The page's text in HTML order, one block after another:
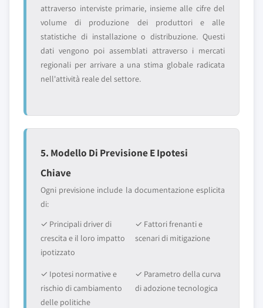
attraverso interviste primarie, insieme alle cifre del
volume di produzione dei produttori e alle
statistiche di installazione o distribuzione. Questi
dati vengono poi assemblati attraverso i mercati
regionali per arrivare a una stima globale radicata
nell'attività reale del settore.
5. Modello Di Previsione E Ipotesi
Chiave
Ogni previsione include la documentazione esplicita
di:
✓ Principali driver di
crescita e il loro impatto
ipotizzato
✓ Fattori frenanti e
scenari di mitigazione
✓ Ipotesi normative e
rischio di cambiamento
delle politiche
✓ Parametro della curva
di adozione tecnologica